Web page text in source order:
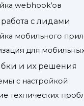
webhook’ов
с лидами
мобильного
для
и их решения
с настройкой
технических